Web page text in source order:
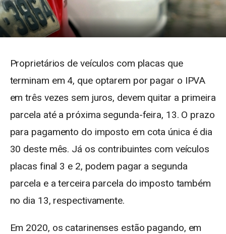
Proprietários de veículos com placas que
terminam em 4, que optarem por pagar o IPVA
em três vezes sem juros, devem quitar a primeira
parcela até a próxima segunda-feira, 13. O prazo
para pagamento do imposto em cota única é dia
30 deste mês. Já os contribuintes com veículos
placas final 3 e 2, podem pagar a segunda
parcela e a terceira parcela do imposto também
no dia 13, respectivamente.
Em 2020, os catarinenses estão pagando, em